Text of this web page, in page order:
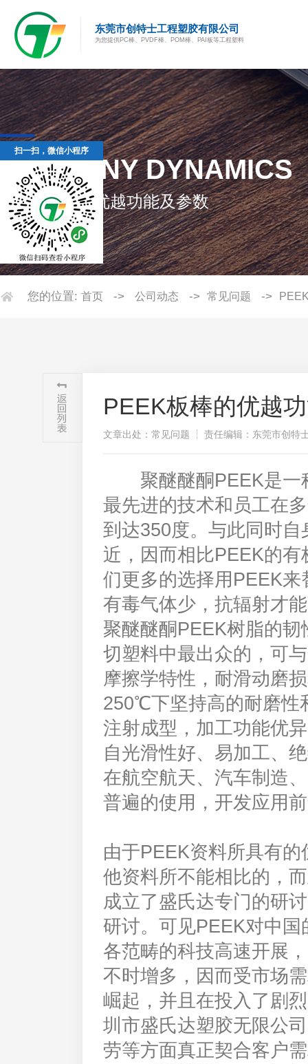
东莞市创特士工程塑胶有限公司
为您提供PC棒、PVDF棒、POM棒、PAI板等工程塑料
PEEK板棒的优越功能及参数
您的位置: 首页 -> 公司动态 -> 常见问题 ->
PEEK板棒的优越
文章出处：常见问题 责任编辑：东莞市创特
聚醚醚酮PEEK是一
最先进的技术和员工在
到达350度。与此同时
近，因而相比PEEK的
们更多的选择用PEEK
有毒气体少，抗辐射才
聚醚醚酮PEEK树脂的
切塑料中最出众的，可
摩擦学特性，耐滑动磨
250℃下坚持高的耐磨性
注射成型，加工功能优
自光滑性好、易加工、
在航空航天、汽车制造
普遍的使用，开发应用
由于PEEK资料所具有
他资料所不能相比的，
成立了盛氏达专门的研
研讨。可见PEEK对中
各范畴的科技高速开展
不时增多，因而受市场
崛起，并且在投入了剧
圳市盛氏达塑胶无限公
劳等方面真正契合客户
扫一扫，微信小程序